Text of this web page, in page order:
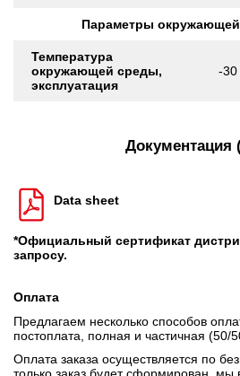
Параметры
Температура
окружающей среды,
эксплуатация
-30
Документация
Data sheet
*Официальный сертификат
запросу.
Оплата
Предлагаем несколько способов
постоплата, полная и частичная (50/
Оплата заказа осуществляется по